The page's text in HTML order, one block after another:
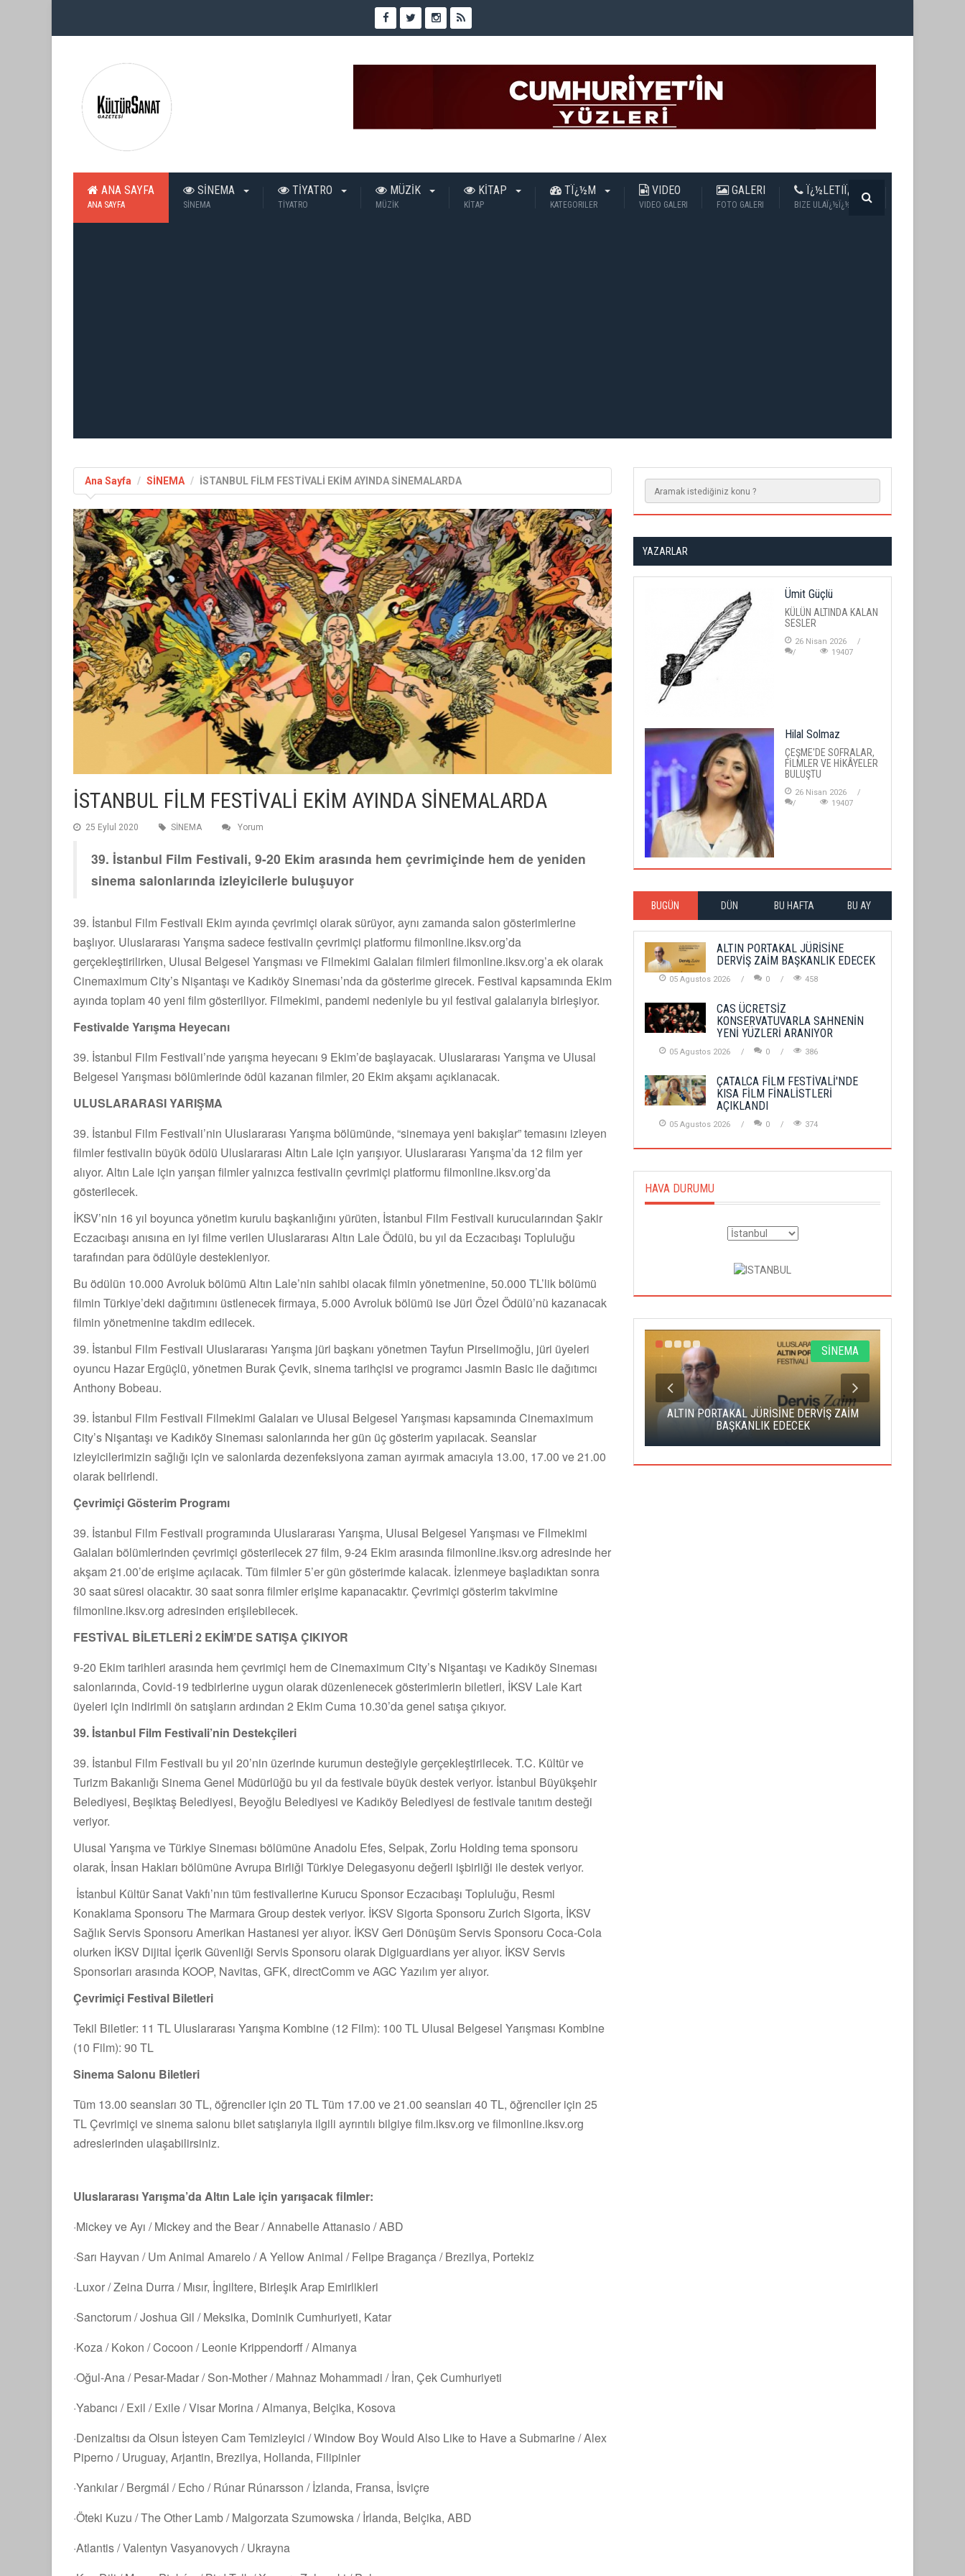
ANA SAYFA
ANA SAYFA
SİNEMA
SİNEMA
TİYATRO
TİYATRO
MÜZİK
MÜZİK
KİTAP
KİTAP
TÏ¿½M
KATEGORILER
VIDEO
VIDEO GALERI
GALERI
FOTO GALERI
Ï¿½LETIÏ¿½IM
BIZE ULAÏ¿½Ï¿½N
Ana Sayfa SİNEMA İSTANBUL FİLM FESTİVALİ EKİM AYINDA SİNEMALARDA
İSTANBUL FİLM FESTİVALİ EKİM AYINDA SİNEMALARDA
25 Eylul 2020 SİNEMA Yorum
39. İstanbul Film Festivali, 9-20 Ekim arasında hem çevrimiçinde hem de yeniden
sinema salonlarında izleyicilerle buluşuyor
39. İstanbul Film Festivali Ekim ayında çevrimiçi olarak sürüyor, aynı zamanda salon gösterimlerine
başlıyor. Uluslararası Yarışma sadece festivalin çevrimiçi platformu filmonline.iksv.org’da
gerçekleştirilirken, Ulusal Belgesel Yarışması ve Filmekimi Galaları filmleri filmonline.iksv.org’a ek olarak
Cinemaximum City’s Nişantaşı ve Kadıköy Sineması’nda da gösterime girecek. Festival kapsamında Ekim
ayında toplam 40 yeni film gösteriliyor. Filmekimi, pandemi nedeniyle bu yıl festival galalarıyla birleşiyor.
Festivalde Yarışma Heyecanı
39. İstanbul Film Festivali’nde yarışma heyecanı 9 Ekim’de başlayacak. Uluslararası Yarışma ve Ulusal
Belgesel Yarışması bölümlerinde ödül kazanan filmler, 20 Ekim akşamı açıklanacak.
ULUSLARARASI YARIŞMA
39. İstanbul Film Festivali’nin Uluslararası Yarışma bölümünde, “sinemaya yeni bakışlar” temasını izleyen
filmler festivalin büyük ödülü Uluslararası Altın Lale için yarışıyor. Uluslararası Yarışma’da 12 film yer
alıyor. Altın Lale için yarışan filmler yalnızca festivalin çevrimiçi platformu filmonline.iksv.org’da
gösterilecek.
İKSV’nin 16 yıl boyunca yönetim kurulu başkanlığını yürüten, İstanbul Film Festivali kurucularından Şakir
Eczacıbaşı anısına en iyi filme verilen Uluslararası Altın Lale Ödülü, bu yıl da Eczacıbaşı Topluluğu
tarafından para ödülüyle destekleniyor.
Bu ödülün 10.000 Avroluk bölümü Altın Lale’nin sahibi olacak filmin yönetmenine, 50.000 TL’lik bölümü
filmin Türkiye’deki dağıtımını üstlenecek firmaya, 5.000 Avroluk bölümü ise Jüri Özel Ödülü’nü kazanacak
filmin yönetmenine takdim edilecek.
39. İstanbul Film Festivali Uluslararası Yarışma jüri başkanı yönetmen Tayfun Pirselimoğlu, jüri üyeleri
oyuncu Hazar Ergüçlü, yönetmen Burak Çevik, sinema tarihçisi ve programcı Jasmin Basic ile dağıtımcı
Anthony Bobeau.
39. İstanbul Film Festivali Filmekimi Galaları ve Ulusal Belgesel Yarışması kapsamında Cinemaximum
City’s Nişantaşı ve Kadıköy Sineması salonlarında her gün üç gösterim yapılacak. Seanslar
izleyicilerimizin sağlığı için ve salonlarda dezenfeksiyona zaman ayırmak amacıyla 13.00, 17.00 ve 21.00
olarak belirlendi.
Çevrimiçi Gösterim Programı
39. İstanbul Film Festivali programında Uluslararası Yarışma, Ulusal Belgesel Yarışması ve Filmekimi
Galaları bölümlerinden çevrimiçi gösterilecek 27 film, 9-24 Ekim arasında filmonline.iksv.org adresinde her
akşam 21.00’de erişime açılacak. Tüm filmler 5’er gün gösterimde kalacak. İzlenmeye başladıktan sonra
30 saat süresi olacaktır. 30 saat sonra filmler erişime kapanacaktır. Çevrimiçi gösterim takvimine
filmonline.iksv.org adresinden erişilebilecek.
FESTİVAL BİLETLERİ 2 EKİM’DE SATIŞA ÇIKIYOR
9-20 Ekim tarihleri arasında hem çevrimiçi hem de Cinemaximum City’s Nişantaşı ve Kadıköy Sineması
salonlarında, Covid-19 tedbirlerine uygun olarak düzenlenecek gösterimlerin biletleri, İKSV Lale Kart
üyeleri için indirimli ön satışların ardından 2 Ekim Cuma 10.30’da genel satışa çıkıyor.
39. İstanbul Film Festivali’nin Destekçileri
39. İstanbul Film Festivali bu yıl 20’nin üzerinde kurumun desteğiyle gerçekleştirilecek. T.C. Kültür ve
Turizm Bakanlığı Sinema Genel Müdürlüğü bu yıl da festivale büyük destek veriyor. İstanbul Büyükşehir
Belediyesi, Beşiktaş Belediyesi, Beyoğlu Belediyesi ve Kadıköy Belediyesi de festivale tanıtım desteği
veriyor.
Ulusal Yarışma ve Türkiye Sineması bölümüne Anadolu Efes, Selpak, Zorlu Holding tema sponsoru
olarak, İnsan Hakları bölümüne Avrupa Birliği Türkiye Delegasyonu değerli işbirliği ile destek veriyor.
İstanbul Kültür Sanat Vakfı’nın tüm festivallerine Kurucu Sponsor Eczacıbaşı Topluluğu, Resmi
Konaklama Sponsoru The Marmara Group destek veriyor. İKSV Sigorta Sponsoru Zurich Sigorta, İKSV
Sağlık Servis Sponsoru Amerikan Hastanesi yer alıyor. İKSV Geri Dönüşüm Servis Sponsoru Coca-Cola
olurken İKSV Dijital İçerik Güvenliği Servis Sponsoru olarak Digiguardians yer alıyor. İKSV Servis
Sponsorları arasında KOOP, Navitas, GFK, directComm ve AGC Yazılım yer alıyor.
Çevrimiçi Festival Biletleri
Tekil Biletler: 11 TL Uluslararası Yarışma Kombine (12 Film): 100 TL Ulusal Belgesel Yarışması Kombine
(10 Film): 90 TL
Sinema Salonu Biletleri
Tüm 13.00 seansları 30 TL, öğrenciler için 20 TL Tüm 17.00 ve 21.00 seansları 40 TL, öğrenciler için 25
TL Çevrimiçi ve sinema salonu bilet satışlarıyla ilgili ayrıntılı bilgiye film.iksv.org ve filmonline.iksv.org
adreslerinden ulaşabilirsiniz.
Uluslararası Yarışma’da Altın Lale için yarışacak filmler:
·Mickey ve Ayı / Mickey and the Bear / Annabelle Attanasio / ABD
·Sarı Hayvan / Um Animal Amarelo / A Yellow Animal / Felipe Bragança / Brezilya, Portekiz
·Luxor / Zeina Durra / Mısır, İngiltere, Birleşik Arap Emirlikleri
·Sanctorum / Joshua Gil / Meksika, Dominik Cumhuriyeti, Katar
·Koza / Kokon / Cocoon / Leonie Krippendorff / Almanya
·Oğul-Ana / Pesar-Madar / Son-Mother / Mahnaz Mohammadi / İran, Çek Cumhuriyeti
·Yabancı / Exil / Exile / Visar Morina / Almanya, Belçika, Kosova
·Denizaltısı da Olsun İsteyen Cam Temizleyici / Window Boy Would Also Like to Have a Submarine / Alex
Piperno / Uruguay, Arjantin, Brezilya, Hollanda, Filipinler
·Yankılar / Bergmál / Echo / Rúnar Rúnarsson / İzlanda, Fransa, İsviçre
·Öteki Kuzu / The Other Lamb / Malgorzata Szumowska / İrlanda, Belçika, ABD
·Atlantis / Valentyn Vasyanovych / Ukrayna
YAZARLAR
Ümit Güçlü
KÜLÜN ALTINDA KALAN
SESLER
26 Nisan 2026
19407
Hilal Solmaz
ÇEŞME'DE SOFRALAR,
FİLMLER VE HİKÂYELER
BULUŞTU
26 Nisan 2026
19407
BUGÜN DÜN BU HAFTA BU AY
ALTIN PORTAKAL JÜRİSİNE
DERVİŞ ZAİM BAŞKANLIK EDECEK
05 Agustos 2026 0 458
CAS ÜCRETSİZ
KONSERVATUVARLA SAHNENİN
YENİ YÜZLERİ ARANIYOR
05 Agustos 2026 0 386
ÇATALCA FİLM FESTİVALİ'NDE
KISA FİLM FİNALİSTLERİ
AÇIKLANDI
05 Agustos 2026 0 374
HAVA DURUMU
GÖRSEL SANATLAR
TUZBİBER, EDİNBURGH FRİNGE'DEKİ İLK
GÖSTERİSİNİ DENİZ GÖKTAŞ'LA YAPACAK
SİNEMA
ALTIN PORTAKAL JÜRİSİNE DERVİŞ ZAİM
BAŞKANLIK EDECEK